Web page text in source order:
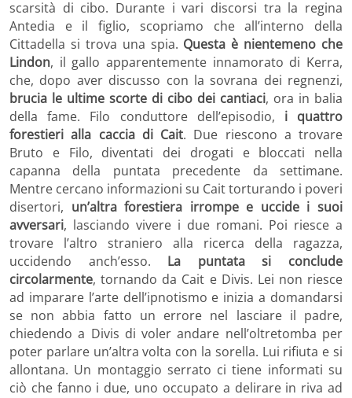
scarsità di cibo. Durante i vari discorsi tra la regina
Antedia e il figlio, scopriamo che all’interno della
Cittadella si trova una spia. Questa è nientemeno che
Lindon, il gallo apparentemente innamorato di Kerra,
che, dopo aver discusso con la sovrana dei regnenzi,
brucia le ultime scorte di cibo dei cantiaci, ora in balia
della fame. Filo conduttore dell’episodio, i quattro
forestieri alla caccia di Cait. Due riescono a trovare
Bruto e Filo, diventati dei drogati e bloccati nella
capanna della puntata precedente da settimane.
Mentre cercano informazioni su Cait torturando i poveri
disertori, un’altra forestiera irrompe e uccide i suoi
avversari, lasciando vivere i due romani. Poi riesce a
trovare l’altro straniero alla ricerca della ragazza,
uccidendo anch’esso. La puntata si conclude
circolarmente, tornando da Cait e Divis. Lei non riesce
ad imparare l’arte dell’ipnotismo e inizia a domandarsi
se non abbia fatto un errore nel lasciare il padre,
chiedendo a Divis di voler andare nell’oltretomba per
poter parlare un’altra volta con la sorella. Lui rifiuta e si
allontana. Un montaggio serrato ci tiene informati su
ciò che fanno i due, uno occupato a delirare in riva ad